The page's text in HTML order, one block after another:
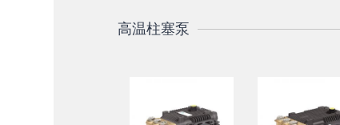
高温柱塞泵